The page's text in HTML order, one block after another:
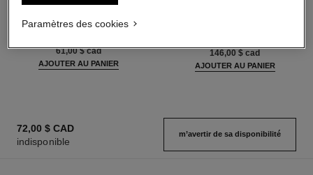
Le Baume Teinté Hydratant
Embelisseur Intensité sur
61,00 $ cad
AJOUTER AU PANIER
146,00 $ cad
AJOUTER AU PANIER
72,00 $ CAD
indisponible
m’avertir de sa disponibilité
Paramètres des cookies